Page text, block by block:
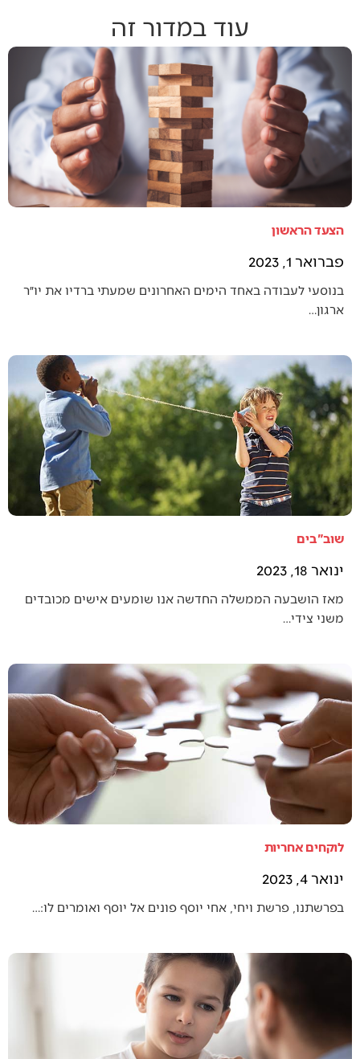
עוד במדור זה
הצעד הראשון
פברואר 1, 2023
בנוסעי לעבודה באחד הימים האחרונים שמעתי ברדיו את יו״ר
ארגון…
שוב"בים
ינואר 18, 2023
מאז הושבעה הממשלה החדשה אנו שומעים אישים מכובדים
משני צידי…
לוקחים אחריות
ינואר 4, 2023
בפרשתנו, פרשת ויחי, אחי יוסף פונים אל יוסף ואומרים לו:…